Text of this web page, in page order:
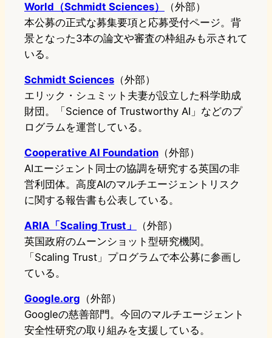
World（Schmidt Sciences）
（外部）
本公募の正式な募集要項と応募受付ページ。背
景となった3本の論文や審査の枠組みも示されて
いる。
Schmidt Sciences （外部）
エリック・シュミット夫妻が設立した科学助成
財団。「Science of Trustworthy AI」などのプ
ログラムを運営している。
Cooperative AI Foundation （外部）
AIエージェント同士の協調を研究する英国の非
営利団体。高度AIのマルチエージェントリスク
に関する報告書も公表している。
ARIA「Scaling Trust」
（外部）
英国政府のムーンショット型研究機関。
「Scaling Trust」プログラムで本公募に参画し
ている。
Google.org （外部）
Googleの慈善部門。今回のマルチエージェント
安全性研究の取り組みを支援している。